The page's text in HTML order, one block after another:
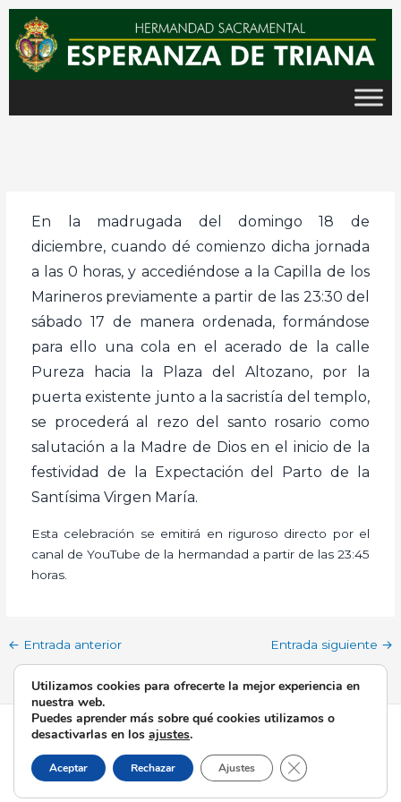
contenido
En la madrugada del domingo 18 de
diciembre, cuando dé comienzo dicha jornada
a las 0 horas, y accediéndose a la Capilla de los
Marineros previamente a partir de las 23:30 del
sábado 17 de manera ordenada, formándose
para ello una cola en el acerado de la calle
Pureza hacia la Plaza del Altozano, por la
puerta existente junto a la sacristía del templo,
se procederá al rezo del santo rosario como
salutación a la Madre de Dios en el inicio de la
festividad de la Expectación del Parto de la
Santísima Virgen María.
Esta celebración se emitirá en riguroso directo por el
canal de YouTube de la hermandad a partir de las 23:45
horas.
← Entrada anterior Entrada siguiente →
Todos los derechos © 2026 Esperanza de Triana | Funciona
gracias aTema Astra para WordPress
Utilizamos cookies para ofrecerte la mejor experiencia en
nuestra web.
Puedes aprender más sobre qué cookies utilizamos o
desactivarlas en los ajustes.
Aceptar Rechazar Ajustes Cerrar el banner